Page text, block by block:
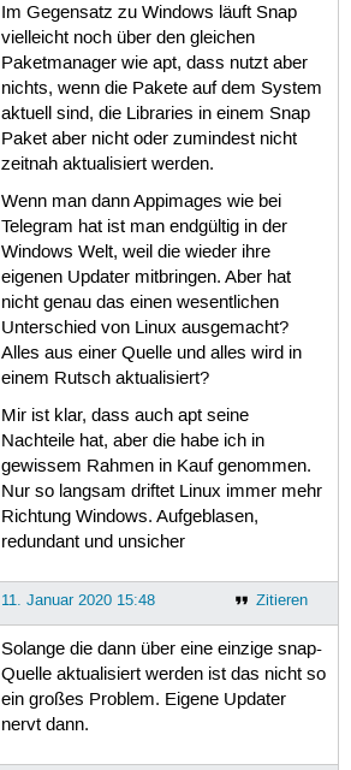
Im Gegensatz zu Windows läuft Snap
vielleicht noch über den gleichen
Paketmanager wie apt, dass nutzt aber
nichts, wenn die Pakete auf dem System
aktuell sind, die Libraries in einem Snap
Paket aber nicht oder zumindest nicht
zeitnah aktualisiert werden.
Wenn man dann Appimages wie bei
Telegram hat ist man endgültig in der
Windows Welt, weil die wieder ihre
eigenen Updater mitbringen. Aber hat
nicht genau das einen wesentlichen
Unterschied von Linux ausgemacht?
Alles aus einer Quelle und alles wird in
einem Rutsch aktualisiert?
Mir ist klar, dass auch apt seine
Nachteile hat, aber die habe ich in
gewissem Rahmen in Kauf genommen.
Nur so langsam driftet Linux immer mehr
Richtung Windows. Aufgeblasen,
redundant und unsicher
Zitieren
11. Januar 2020 15:48
Solange die dann über eine einzige snap-
Quelle aktualisiert werden ist das nicht so
ein großes Problem. Eigene Updater
nervt dann.